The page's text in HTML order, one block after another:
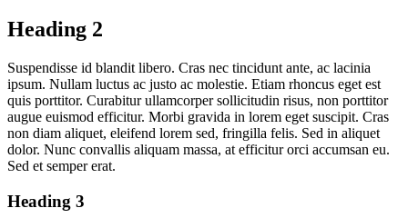
Heading 2
Suspendisse id blandit libero. Cras nec tincidunt ante, ac lacinia
ipsum. Nullam luctus ac justo ac molestie. Etiam rhoncus eget est
quis porttitor. Curabitur ullamcorper sollicitudin risus, non porttitor
augue euismod efficitur. Morbi gravida in lorem eget suscipit. Cras
non diam aliquet, eleifend lorem sed, fringilla felis. Sed in aliquet
dolor. Nunc convallis aliquam massa, at efficitur orci accumsan eu.
Sed et semper erat.
Heading 3